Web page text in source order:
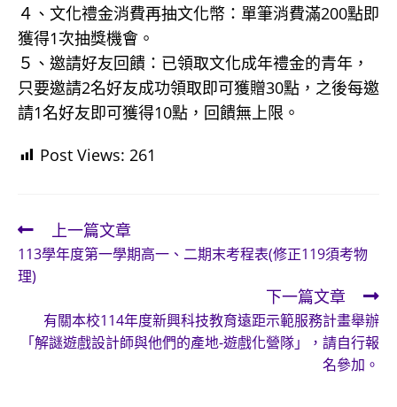
４、文化禮金消費再抽文化幣：單筆消費滿200點即
獲得1次抽獎機會。
５、邀請好友回饋：已領取文化成年禮金的青年，
只要邀請2名好友成功領取即可獲贈30點，之後每邀
請1名好友即可獲得10點，回饋無上限。
Post Views: 261
Read
more
articles
上一篇文章
113學年度第一學期高一、二期末考程表(修正119須考物
理)
下一篇文章
有關本校114年度新興科技教育遠距示範服務計畫舉辦
「解謎遊戲設計師與他們的產地-遊戲化營隊」，請自行報
名參加。